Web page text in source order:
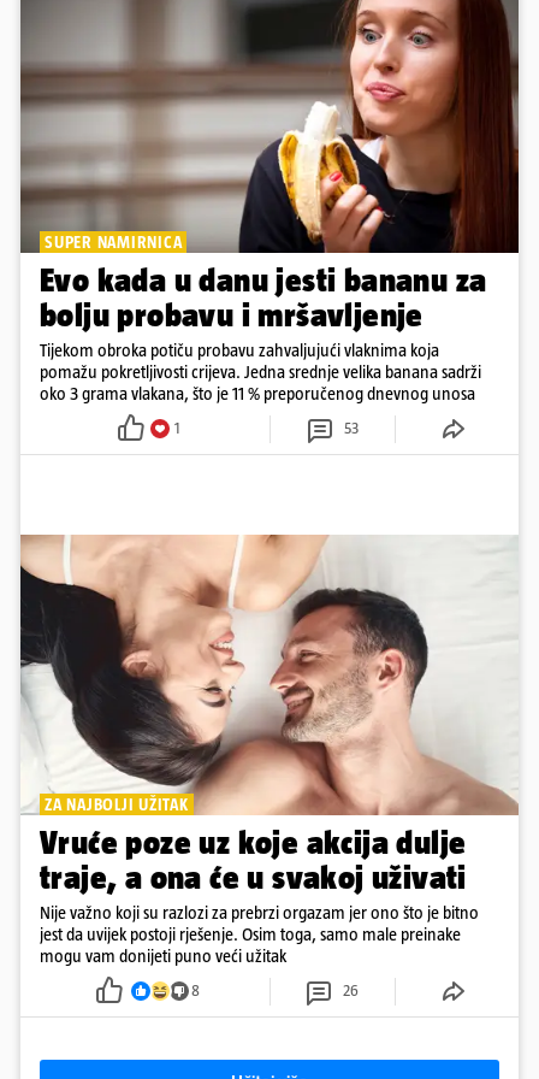
SUPER NAMIRNICA
Evo kada u danu jesti bananu za
bolju probavu i mršavljenje
Tijekom obroka potiču probavu zahvaljujući vlaknima koja
pomažu pokretljivosti crijeva. Jedna srednje velika banana sadrži
oko 3 grama vlakana, što je 11 % preporučenog dnevnog unosa
1 53
ZA NAJBOLJI UŽITAK
Vruće poze uz koje akcija dulje
traje, a ona će u svakoj uživati
Nije važno koji su razlozi za prebrzi orgazam jer ono što je bitno
jest da uvijek postoji rješenje. Osim toga, samo male preinake
mogu vam donijeti puno veći užitak
8 26